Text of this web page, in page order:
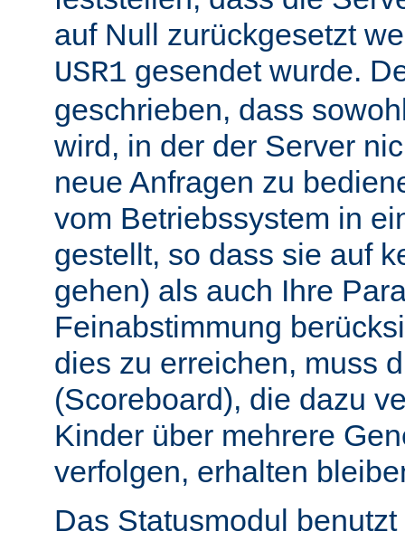
auf Null zurückgesetzt
USR1 gesendet wurde.
geschrieben, dass
wird, in der der Server
neue Anfragen zu
vom Betriebssystem in
gestellt, so dass sie auf
gehen) als auch Ihre
Feinabstimmung
dies zu erreichen, muss
(Scoreboard), die dazu
Kinder über mehrere
verfolgen, erhalten
Das Statusmodul